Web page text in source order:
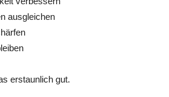
ausgleichen
erstaunlich gut.